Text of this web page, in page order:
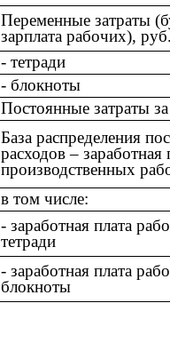
Переменные затраты
зарплата рабочих),
- тетради
- блокноты
Постоянные затраты
База распределения
расходов–заработная
производственных
в том числе:
- заработная плата
тетради
- заработная плата
блокноты